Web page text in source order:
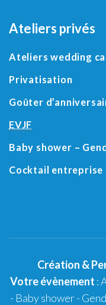
Ateliers privés
Ateliers wedding
Privatisation
Goûter
EVJF
Baby shower –
Cocktail entreprise
Création &
Votre évènement :
- Baby shower-